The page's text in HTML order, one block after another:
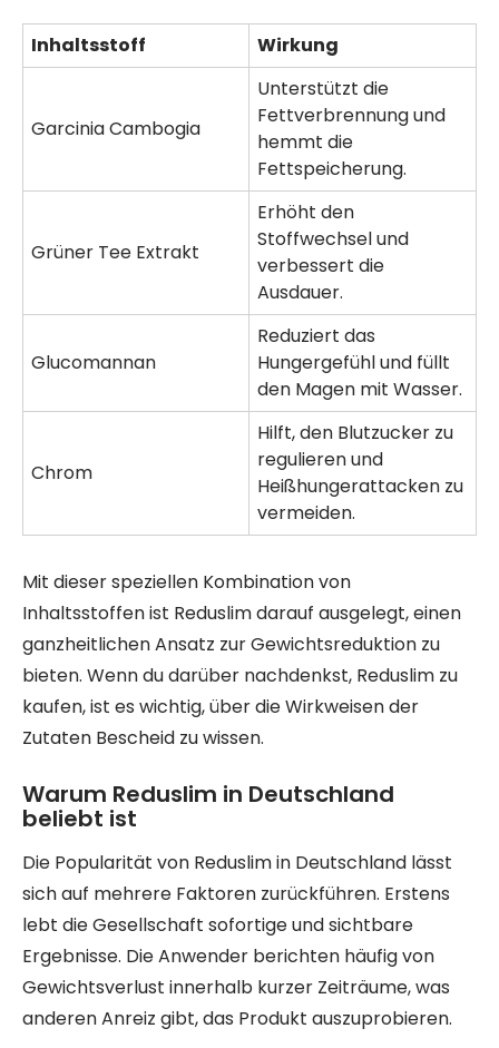
Inhaltsstoff Wirkung
Garcinia Cambogia
Unterstützt die
Fettverbrennung und
hemmt die
Fettspeicherung.
Grüner Tee Extrakt
Erhöht den
Stoffwechsel und
verbessert die
Ausdauer.
Glucomannan
Reduziert das
Hungergefühl und füllt
den Magen mit Wasser.
Chrom
Hilft, den Blutzucker zu
regulieren und
Heißhungerattacken zu
vermeiden.
Mit dieser speziellen Kombination von
Inhaltsstoffen ist Reduslim darauf ausgelegt, einen
ganzheitlichen Ansatz zur Gewichtsreduktion zu
bieten. Wenn du darüber nachdenkst, Reduslim zu
kaufen, ist es wichtig, über die Wirkweisen der
Zutaten Bescheid zu wissen.
Warum Reduslim in Deutschland
beliebt ist
Die Popularität von Reduslim in Deutschland lässt
sich auf mehrere Faktoren zurückführen. Erstens
lebt die Gesellschaft sofortige und sichtbare
Ergebnisse. Die Anwender berichten häufig von
Gewichtsverlust innerhalb kurzer Zeiträume, was
anderen Anreiz gibt, das Produkt auszuprobieren.